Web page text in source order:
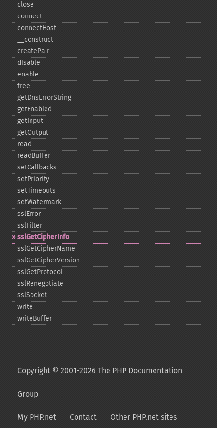
close
connect
connectHost
_​_​construct
createPair
disable
enable
free
getDnsErrorString
getEnabled
getInput
getOutput
read
readBuffer
setCallbacks
setPriority
setTimeouts
setWatermark
sslError
sslFilter
sslGetCipherInfo
sslGetCipherName
sslGetCipherVersion
sslGetProtocol
sslRenegotiate
sslSocket
write
writeBuffer
Copyright © 2001-2026 The PHP Documentation
Group
My PHP.net Contact Other PHP.net sites